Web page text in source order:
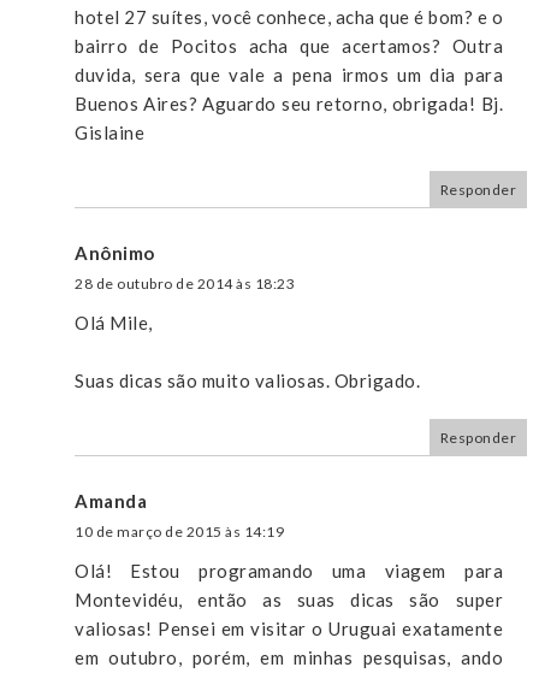
hotel 27 suítes, você conhece, acha que é bom? e o
bairro de Pocitos acha que acertamos? Outra
duvida, sera que vale a pena irmos um dia para
Buenos Aires? Aguardo seu retorno, obrigada! Bj.
Gislaine
Responder
Anônimo
28 de outubro de 2014 às 18:23
Olá Mile,
Suas dicas são muito valiosas. Obrigado.
Responder
Amanda
10 de março de 2015 às 14:19
Olá! Estou programando uma viagem para
Montevidéu, então as suas dicas são super
valiosas! Pensei em visitar o Uruguai exatamente
em outubro, porém, em minhas pesquisas, ando